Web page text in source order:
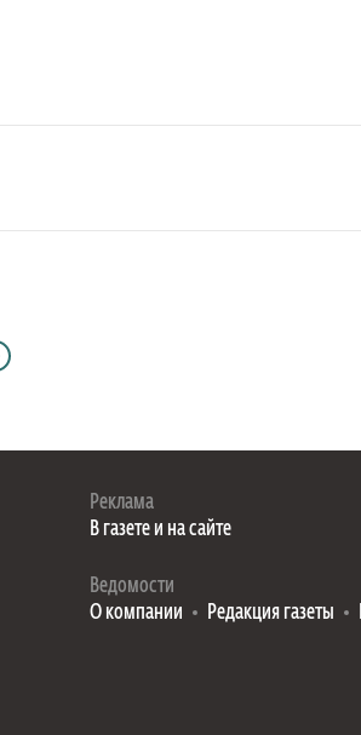
Реклама
В газете и на сайте
Ведомости
О компании
Редакция газеты